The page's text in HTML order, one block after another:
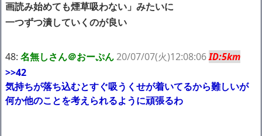
画読み始めても煙草吸わない」みたいに
一つずつ潰していくのが良い
48: 名無しさん＠おーぷん20/07/07(火)12:08:06ID:5km
>>42
気持ちが落ち込むとすぐ吸うくせが着いてるから難しいが
何か他のことを考えられるように頑張るわ